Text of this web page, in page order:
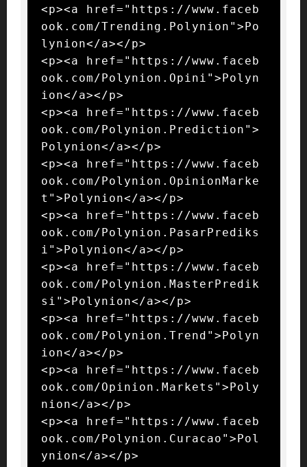
<p><a href="https://www.faceb
ook.com/Trending.Polynion">Po
lynion</a></p>
<p><a href="https://www.faceb
ook.com/Polynion.Opini">Polyn
ion</a></p>
<p><a href="https://www.faceb
ook.com/Polynion.Prediction">
Polynion</a></p>
<p><a href="https://www.faceb
ook.com/Polynion.OpinionMarke
t">Polynion</a></p>
<p><a href="https://www.faceb
ook.com/Polynion.PasarPrediks
i">Polynion</a></p>
<p><a href="https://www.faceb
ook.com/Polynion.MasterPredik
si">Polynion</a></p>
<p><a href="https://www.faceb
ook.com/Polynion.Trend">Polyn
ion</a></p>
<p><a href="https://www.faceb
ook.com/Opinion.Markets">Poly
nion</a></p>
<p><a href="https://www.faceb
ook.com/Polynion.Curacao">Pol
ynion</a></p>